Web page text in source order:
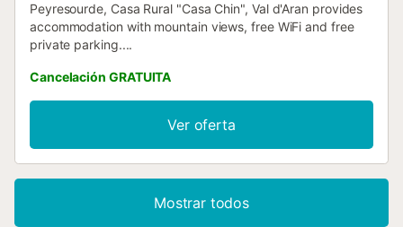
Peyresourde, Casa Rural "Casa Chin", Val d'Aran provides
accommodation with mountain views, free WiFi and free
private parking....
Cancelación GRATUITA
Ver oferta
Mostrar todos